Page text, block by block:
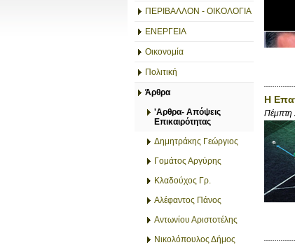
ΠΕΡΙΒΑΛΛΟΝ - ΟΙΚΟΛΟΓΙΑ
ΕΝΕΡΓΕΙΑ
Οικονομία
Πολιτική
Άρθρα
'Αρθρα- Απόψεις
Επικαιρότητας
Δημητράκης Γεώργιος
Γομάτος Αργύρης
Κλαδούχος Γρ.
Αλέφαντος Πάνος
Αντωνίου Αριστοτέλης
Νικολόπουλος Δήμος
Η
Πέμπτη